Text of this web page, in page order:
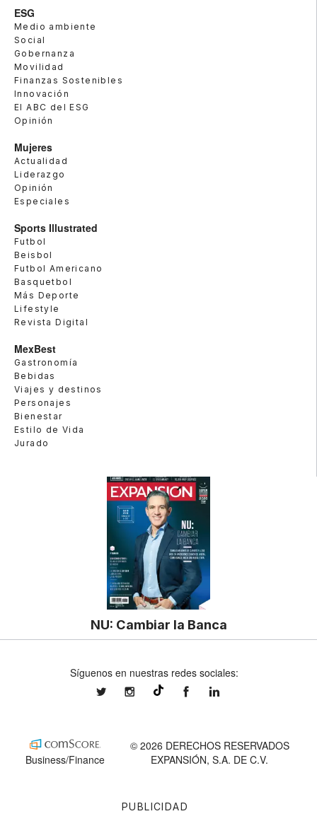
ESG
Medio ambiente
Social
Gobernanza
Movilidad
Finanzas Sostenibles
Innovación
El ABC del ESG
Opinión
Mujeres
Actualidad
Liderazgo
Opinión
Especiales
Sports Illustrated
Futbol
Beisbol
Futbol Americano
Basquetbol
Más Deporte
Lifestyle
Revista Digital
MexBest
Gastronomía
Bebidas
Viajes y destinos
Personajes
Bienestar
Estilo de Vida
Jurado
NU: Cambiar la Banca
PUBLICIDAD
Síguenos en nuestras redes sociales:
expansionmxexpansionmx ExpansionMex
Business/Finance
© 2026 DERECHOS RESERVADOS
EXPANSIÓN, S.A. DE C.V.